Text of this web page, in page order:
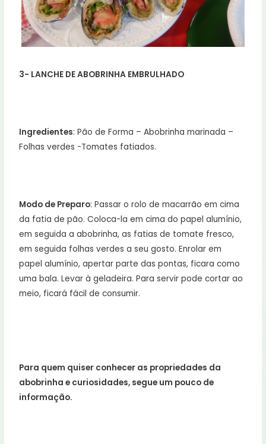
3- LANCHE DE ABOBRINHA EMBRULHADO
Ingredientes: Pão de Forma – Abobrinha marinada –
Folhas verdes -Tomates fatiados.
Modo de Preparo: Passar o rolo de macarrão em cima
da fatia de pão. Coloca-la em cima do papel alumínio,
em seguida a abobrinha, as fatias de tomate fresco,
em seguida folhas verdes a seu gosto. Enrolar em
papel alumínio, apertar parte das pontas, ficara como
uma bala. Levar à geladeira. Para servir pode cortar ao
meio, ficará fácil de consumir.
Para quem quiser conhecer as propriedades da
abobrinha e curiosidades, segue um pouco de
informação.